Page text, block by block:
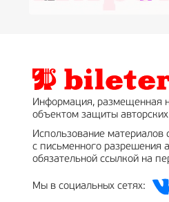
Информация, размещенная
объектом защиты
Использование материалов
с письменного разрешения
обязательной ссылкой на
Мы в социальных сетях: